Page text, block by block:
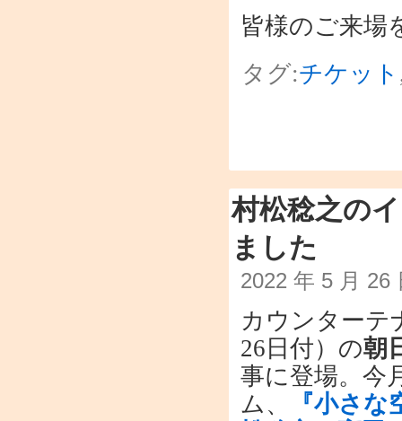
皆様のご来場
タグ:チケット
村松稔之の
ました
2022 年 5 月 26
カウンターテ
26日付）の朝
事に登場。今
ム、
『小さ